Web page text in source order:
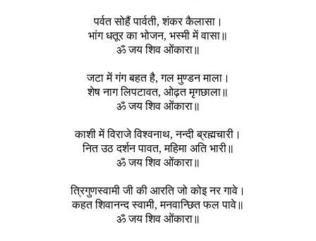
पर्वत सोहैं पार्वती, शंकर कैलासा।
भांग धतूर का भोजन, भस्मी में वासा॥
ॐ जय शिव ओंकारा॥
जटा में गंग बहत है, गल मुण्डन माला।
शेष नाग लिपटावत, ओढ़त मृगछाला॥
ॐ जय शिव ओंकारा॥
काशी में विराजे विश्वनाथ, नन्दी ब्रह्मचारी।
नित उठ दर्शन पावत, महिमा अति भारी॥
ॐ जय शिव ओंकारा॥
त्रिगुणस्वामी जी की आरति जो कोइ नर गावे।
कहत शिवानन्द स्वामी, मनवान्छित फल पावे॥
ॐ जय शिव ओंकारा॥